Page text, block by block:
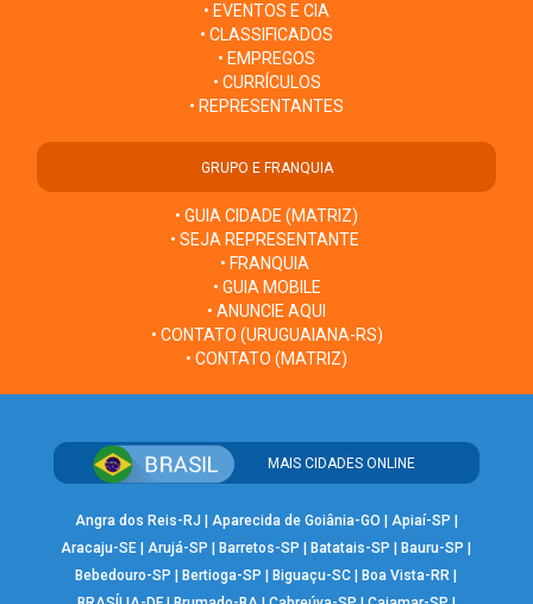
• EVENTOS E CIA
• CLASSIFICADOS
• EMPREGOS
• CURRÍCULOS
• REPRESENTANTES
GRUPO E FRANQUIA
• GUIA CIDADE (MATRIZ)
• SEJA REPRESENTANTE
• FRANQUIA
• GUIA MOBILE
• ANUNCIE AQUI
• CONTATO (URUGUAIANA-RS)
• CONTATO (MATRIZ)
MAIS CIDADES ONLINE
Angra dos Reis-RJ Aparecida de Goiânia-GO Apiaí-SP
Aracaju-SE |Arujá-SP Barretos-SP Batatais-SP Bauru-SP
Bebedouro-SP
Bertioga-SP Biguaçu-SC Boa Vista-RR